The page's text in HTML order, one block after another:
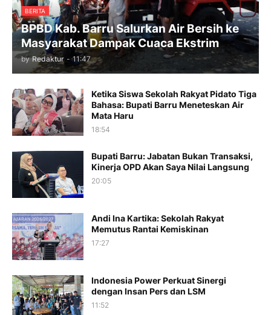
BERITA
BPBD Kab. Barru Salurkan Air Bersih ke
Masyarakat Dampak Cuaca Ekstrim
by Redaktur - 11:47
Ketika Siswa Sekolah Rakyat Pidato Tiga
Bahasa: Bupati Barru Meneteskan Air
Mata Haru
18:54
Bupati Barru: Jabatan Bukan Transaksi,
Kinerja OPD Akan Saya Nilai Langsung
20:05
Andi Ina Kartika: Sekolah Rakyat
Memutus Rantai Kemiskinan
17:27
Indonesia Power Perkuat Sinergi
dengan Insan Pers dan LSM
11:52